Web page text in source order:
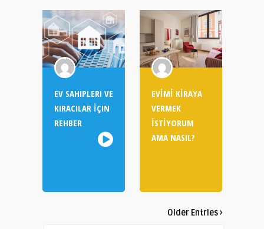
EV SAHIPLERI VE
KIRACILAR İÇIN
REHBER
EVİMİ KİRAYA
VERMEK
İSTİYORUM
AMA NASIL?
Older Entries ›